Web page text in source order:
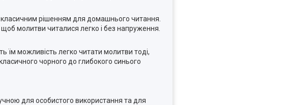
рішенням для домашнього читання.
молитви читалися легко і без напруження.
їм можливість легко читати молитви тоді,
чорного до глибокого синього
для особистого використання та для